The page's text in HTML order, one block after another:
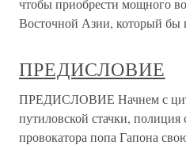
чтобы приобрести мощного
Восточной Азии, который бы
ПРЕДИСЛОВИЕ
ПРЕДИСЛОВИЕ Начнем с
путиловской стачки,
провокатора попа Гапона